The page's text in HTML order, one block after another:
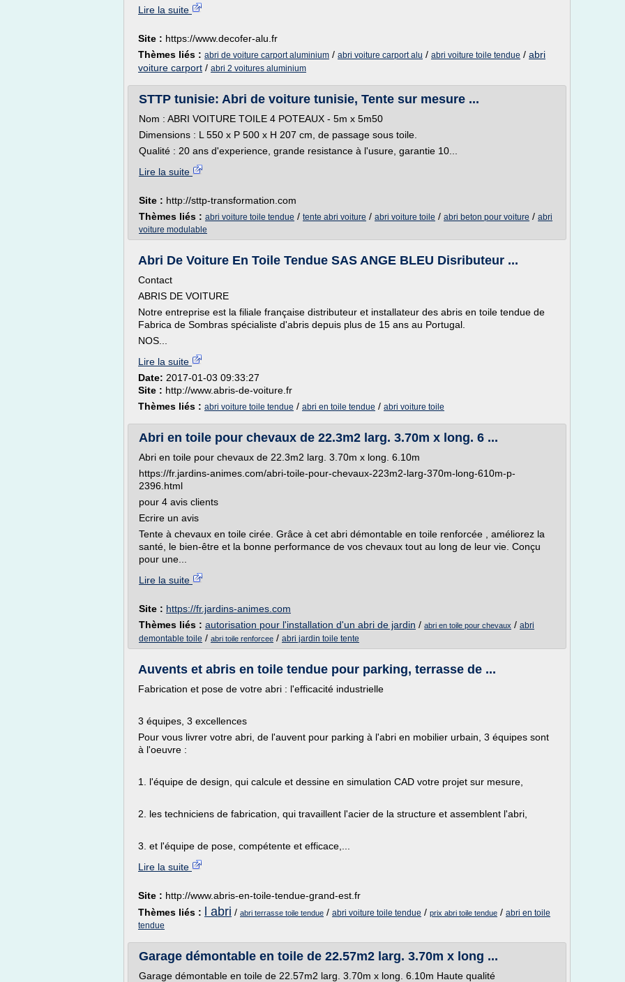
Lire la suite
Site : https://www.decofer-alu.fr
Thèmes liés : abri de voiture carport aluminium / abri voiture carport alu / abri voiture toile tendue / abri
voiture carport / abri 2 voitures aluminium
STTP tunisie: Abri de voiture tunisie, Tente sur mesure ...
Nom : ABRI VOITURE TOILE 4 POTEAUX - 5m x 5m50
Dimensions : L 550 x P 500 x H 207 cm, de passage sous toile.
Qualité : 20 ans d'experience, grande resistance à l'usure, garantie 10...
Lire la suite
Site : http://sttp-transformation.com
Thèmes liés : abri voiture toile tendue / tente abri voiture / abri voiture toile / abri beton pour voiture / abri
voiture modulable
Abri De Voiture En Toile Tendue SAS ANGE BLEU Disributeur ...
Contact
ABRIS DE VOITURE
Notre entreprise est la filiale française distributeur et installateur des abris en toile tendue de
Fabrica de Sombras spécialiste d'abris depuis plus de 15 ans au Portugal.
NOS...
Lire la suite
Date: 2017-01-03 09:33:27
Site : http://www.abris-de-voiture.fr
Thèmes liés : abri voiture toile tendue / abri en toile tendue / abri voiture toile
Abri en toile pour chevaux de 22.3m2 larg. 3.70m x long. 6 ...
Abri en toile pour chevaux de 22.3m2 larg. 3.70m x long. 6.10m
https://fr.jardins-animes.com/abri-toile-pour-chevaux-223m2-larg-370m-long-610m-p-
2396.html
pour 4 avis clients
Ecrire un avis
Tente à chevaux en toile cirée. Grâce à cet abri démontable en toile renforcée , améliorez la
santé, le bien-être et la bonne performance de vos chevaux tout au long de leur vie. Conçu
pour une...
Lire la suite
Site : https://fr.jardins-animes.com
Thèmes liés : autorisation pour l'installation d'un abri de jardin / abri en toile pour chevaux / abri
demontable toile / abri toile renforcee / abri jardin toile tente
Auvents et abris en toile tendue pour parking, terrasse de ...
Fabrication et pose de votre abri : l'efficacité industrielle
3 équipes, 3 excellences
Pour vous livrer votre abri, de l'auvent pour parking à l'abri en mobilier urbain, 3 équipes sont
à l'oeuvre :
1. l'équipe de design, qui calcule et dessine en simulation CAD votre projet sur mesure,
2. les techniciens de fabrication, qui travaillent l'acier de la structure et assemblent l'abri,
3. et l'équipe de pose, compétente et efficace,...
Lire la suite
Site : http://www.abris-en-toile-tendue-grand-est.fr
Thèmes liés :
l abri / abri terrasse toile tendue / abri voiture toile tendue / prix abri toile tendue / abri en toile
tendue
Garage démontable en toile de 22.57m2 larg. 3.70m x long ...
Garage démontable en toile de 22.57m2 larg. 3.70m x long. 6.10m Haute qualité